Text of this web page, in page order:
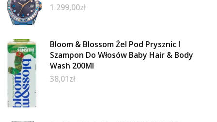
1 299,00zł
Bloom & Blossom Żel Pod Prysznic I
Szampon Do Włosów Baby Hair & Body
Wash 200Ml
38,01zł